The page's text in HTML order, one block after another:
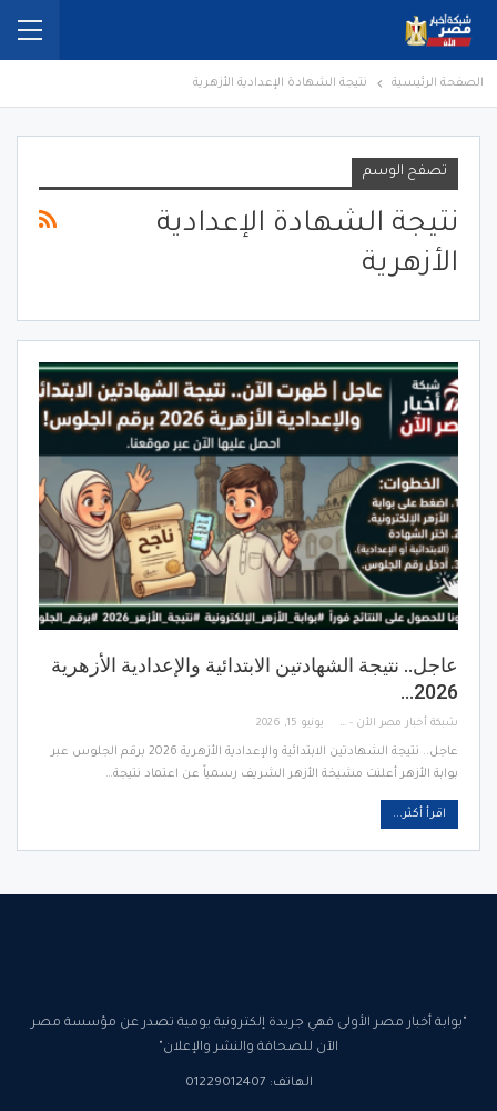
الصفحة الرئيسية نتيجة الشهادة الإعدادية الأزهرية
تصفح الوسم
نتيجة الشهادة الإعدادية
الأزهرية
عاجل.. نتيجة الشهادتين الابتدائية والإعدادية الأزهرية
2026…
شبكة أخبار مصر الأن - Egypt News Network Now يونيو 15, 2026
عاجل.. نتيجة الشهادتين الابتدائية والإعدادية الأزهرية 2026 برقم الجلوس عبر
بوابة الأزهر أعلنت مشيخة الأزهر الشريف رسمياً عن اعتماد نتيجة…
اقرأ أكثر...
"بوابة أخبار مصر الأولى فهي جريدة إلكترونية يومية تصدر عن مؤسسة مصر
الآن للصحافة والنشر والإعلان"
الهاتف: 01229012407